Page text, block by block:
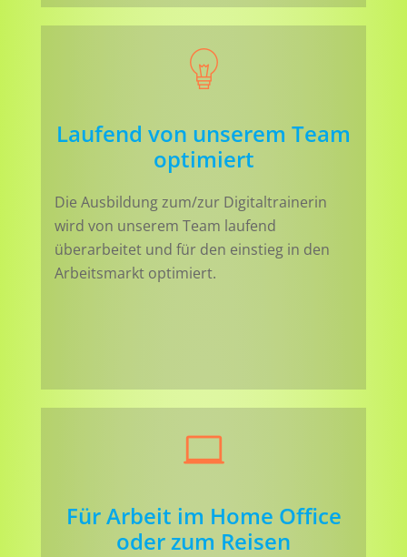
Laufend von unserem Team
optimiert
Die Ausbildung zum/zur Digitaltrainerin
wird von unserem Team laufend
überarbeitet und für den einstieg in den
Arbeitsmarkt optimiert.
Für Arbeit im Home Office
oder zum Reisen